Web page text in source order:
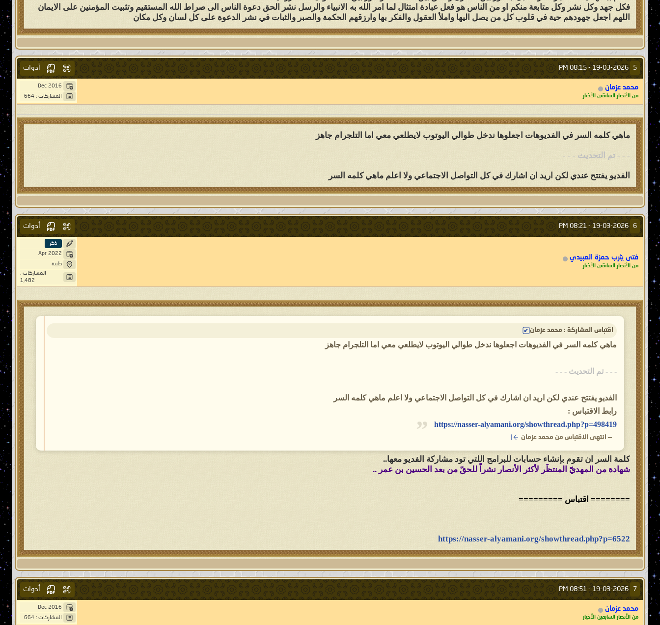
فكل جهد وكل نشر وكل متابعة منكم او من الناس هو فعل عبادة امتثال لما امر الله به الانبياء والرسل نشر الحق دعوة الناس الى صراط الله المستقيم وتثبيت المؤمنين على الايمان
اللهم اجعل جهودهم حية في قلوب كل من يصل اليها واملأ العقول والفكر بها وارزقهم الحكمة والصبر والثبات في نشر الدعوة على كل لسان وكل مكان
5
19-03-2026 -
08:15 PM أدوات
محمد عزمان
من الأنصار السابقين الأخيار
Dec 2016
المشاركات : 664
ماهي كلمه السر في الفديوهات اجعلوها ندخل طوالي اليوتوب لايطلعي معي اما التلجرام جاهز
- - - تم التحديث - - -
الفديو يفتتح عندي لكن اريد ان اشارك في كل التواصل الاجتماعي ولا اعلم ماهي كلمه السر
6
19-03-2026 -
08:21 PM أدوات
فتى يثرب حمزة العبيدي
من الأنصار السابقين الأخيار
ذكر
Apr 2022
طيبة
المشاركات :
1,482
اقتباس المشاركة : محمد عزمان
ماهي كلمه السر في الفديوهات اجعلوها ندخل طوالي اليوتوب لايطلعي معي اما التلجرام جاهز
- - - تم التحديث - - -
الفديو يفتتح عندي لكن اريد ان اشارك في كل التواصل الاجتماعي ولا اعلم ماهي كلمه السر
رابط الاقتباس :
https://nasser-alyamani.org/showthread.php?p=498419
— انتهى الاقتباس من محمد عزمان
كلمة السر ان تقوم بإنشاء حسابات للبرامج اللتي تود مشاركة الفديو معها..
شهادة من المهديّ المنتظَر لأكثر الأنصار نشراً للحقّ من بعد الحسين بن عمر ..
======== اقتباس =========
https://nasser-alyamani.org/showthread.php?p=6522
7
19-03-2026 -
08:51 PM أدوات
محمد عزمان
من الأنصار السابقين الأخيار
Dec 2016
المشاركات : 664